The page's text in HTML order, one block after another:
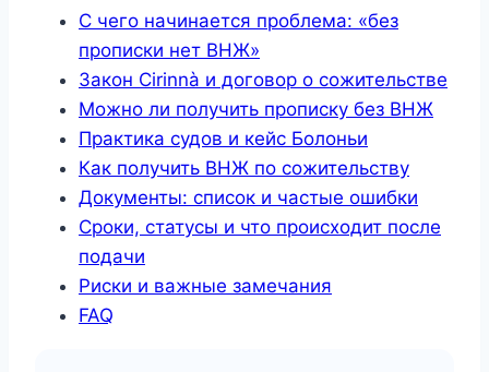
С чего начинается проблема: «без
прописки нет ВНЖ»
Закон Cirinnà и договор о сожительстве
Можно ли получить прописку без ВНЖ
Практика судов и кейс Болоньи
Как получить ВНЖ по сожительству
Документы: список и частые ошибки
Сроки, статусы и что происходит после
подачи
Риски и важные замечания
FAQ